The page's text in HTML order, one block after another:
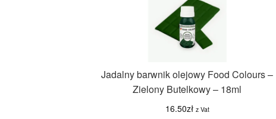
Jadalny barwnik olejowy Food Colours –
Zielony Butelkowy – 18ml
16.50zł z Vat